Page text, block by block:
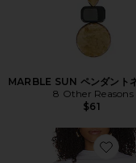
MARBLE SUN ペンダント
8 Other Reasons
$61